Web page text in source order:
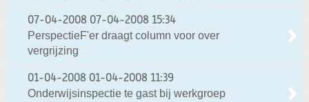
07-04-2008 07-04-2008 15:34
PerspectieF'er draagt column voor over
vergrijzing
01-04-2008 01-04-2008 11:39
Onderwijsinspectie te gast bij werkgroep